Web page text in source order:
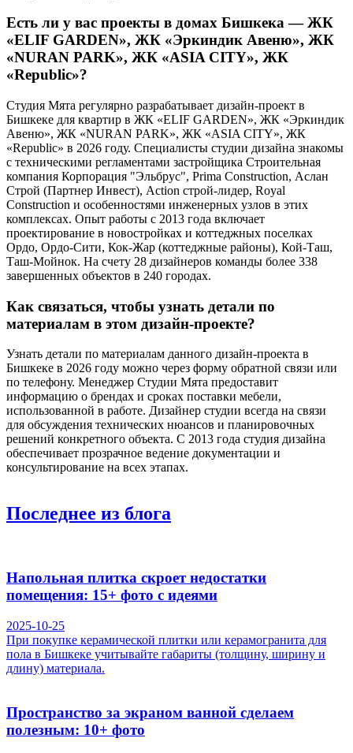
Есть ли у вас проекты в домах Бишкека — ЖК
«ELIF GARDEN», ЖК «Эркиндик Авеню», ЖК
«NURAN PARK», ЖК «ASIA CITY», ЖК
«Republic»?
Студия Мята регулярно разрабатывает дизайн-проект в
Бишкеке для квартир в ЖК «ELIF GARDEN», ЖК «Эркиндик
Авеню», ЖК «NURAN PARK», ЖК «ASIA CITY», ЖК
«Republic» в 2026 году. Специалисты студии дизайна знакомы
с техническими регламентами застройщика Строительная
компания Корпорация "Эльбрус", Prima Construction, Аслан
Строй (Партнер Инвест), Action строй-лидер, Royal
Construction и особенностями инженерных узлов в этих
комплексах. Опыт работы с 2013 года включает
проектирование в новостройках и коттеджных поселках
Ордо, Ордо-Сити, Кок-Жар (коттеджные районы), Кой-Таш,
Таш-Мойнок. На счету 28 дизайнеров команды более 338
завершенных объектов в 240 городах.
Как связаться, чтобы узнать детали по
материалам в этом дизайн-проекте?
Узнать детали по материалам данного дизайн-проекта в
Бишкеке в 2026 году можно через форму обратной связи или
по телефону. Менеджер Студии Мята предоставит
информацию о брендах и сроках поставки мебели,
использованной в работе. Дизайнер студии всегда на связи
для обсуждения технических нюансов и планировочных
решений конкретного объекта. С 2013 года студия дизайна
обеспечивает прозрачное ведение документации и
консультирование на всех этапах.
Последнее из блога
Напольная плитка скроет недостатки
помещения: 15+ фото с идеями
2025-10-25
При покупке керамической плитки или керамогранита для
пола в Бишкеке учитывайте габариты (толщину, ширину и
длину) материала.
Пространство за экраном ванной сделаем
полезным: 10+ фото